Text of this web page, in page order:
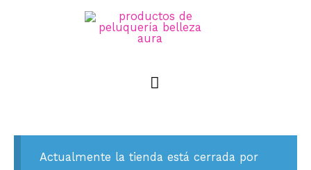
Actualmente la tienda está cerrada por